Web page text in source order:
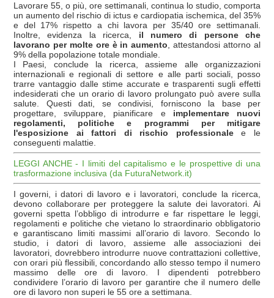
Lavorare 55, o più, ore settimanali, continua lo studio, comporta
un aumento del rischio di ictus e cardiopatia ischemica, del 35%
e del 17% rispetto a chi lavora per 35/40 ore settimanali.
Inoltre, evidenza la ricerca, il numero di persone che
lavorano per molte ore è in aumento, attestandosi attorno al
9% della popolazione totale mondiale.
I Paesi, conclude la ricerca, assieme alle organizzazioni
internazionali e regionali di settore e alle parti sociali, posso
trarre vantaggio dalle stime accurate e trasparenti sugli effetti
indesiderati che un orario di lavoro prolungato può avere sulla
salute. Questi dati, se condivisi, forniscono la base per
progettare, sviluppare, pianificare e implementare nuovi
regolamenti, politiche e programmi per mitigare
l'esposizione ai fattori di rischio professionalee le
conseguenti malattie.
LEGGI ANCHE - I limiti del capitalismo e le prospettive di una
trasformazione inclusiva (da FuturaNetwork.it)
I governi, i datori di lavoro e i lavoratori, conclude la ricerca,
devono collaborare per proteggere la salute dei lavoratori. Ai
governi spetta l’obbligo di introdurre e far rispettare le leggi,
regolamenti e politiche che vietano lo straordinario obbligatorio
e garantiscano limiti massimi all’orario di lavoro. Secondo lo
studio, i datori di lavoro, assieme alle associazioni dei
lavoratori, dovrebbero introdurre nuove contrattazioni collettive,
con orari più flessibili, concordando allo stesso tempo il numero
massimo delle ore di lavoro. I dipendenti potrebbero
condividere l’orario di lavoro per garantire che il numero delle
ore di lavoro non superi le 55 ore a settimana.